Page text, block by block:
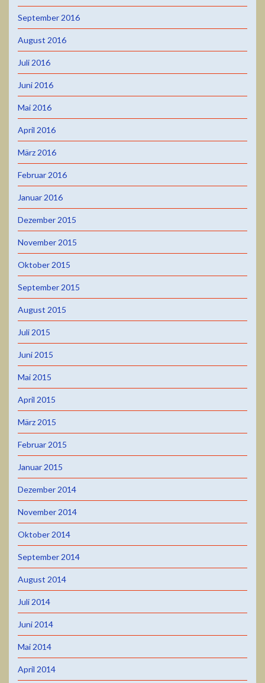
September 2016
August 2016
Juli 2016
Juni 2016
Mai 2016
April 2016
März 2016
Februar 2016
Januar 2016
Dezember 2015
November 2015
Oktober 2015
September 2015
August 2015
Juli 2015
Juni 2015
Mai 2015
April 2015
März 2015
Februar 2015
Januar 2015
Dezember 2014
November 2014
Oktober 2014
September 2014
August 2014
Juli 2014
Juni 2014
Mai 2014
April 2014